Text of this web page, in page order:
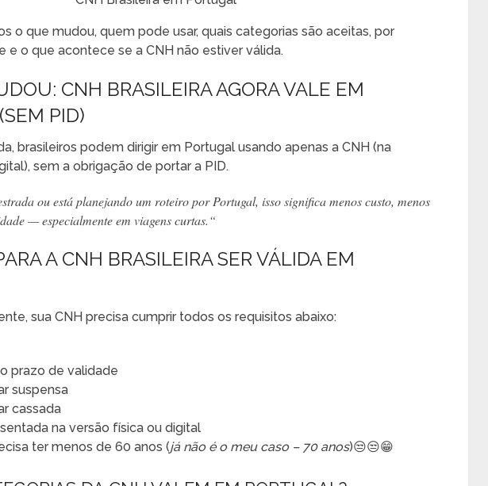
o que mudou, quem pode usar, quais categorias são aceitas, por
e o que acontece se a CNH não estiver válida.
CNH BRASILEIRA AGORA VALE EM
PID)
brasileiros podem dirigir em Portugal usando apenas a CNH (na
sem a obrigação de portar a PID.
ou está planejando um roteiro por Portugal, isso significa menos custo, menos
— especialmente em viagens curtas.“
A CNH BRASILEIRA SER VÁLIDA EM
sua CNH precisa cumprir todos os requisitos abaixo:
prazo de validade
suspensa
cassada
na versão física ou digital
ter menos de 60 anos (já não é o meu caso – 70 anos)😒😒😁